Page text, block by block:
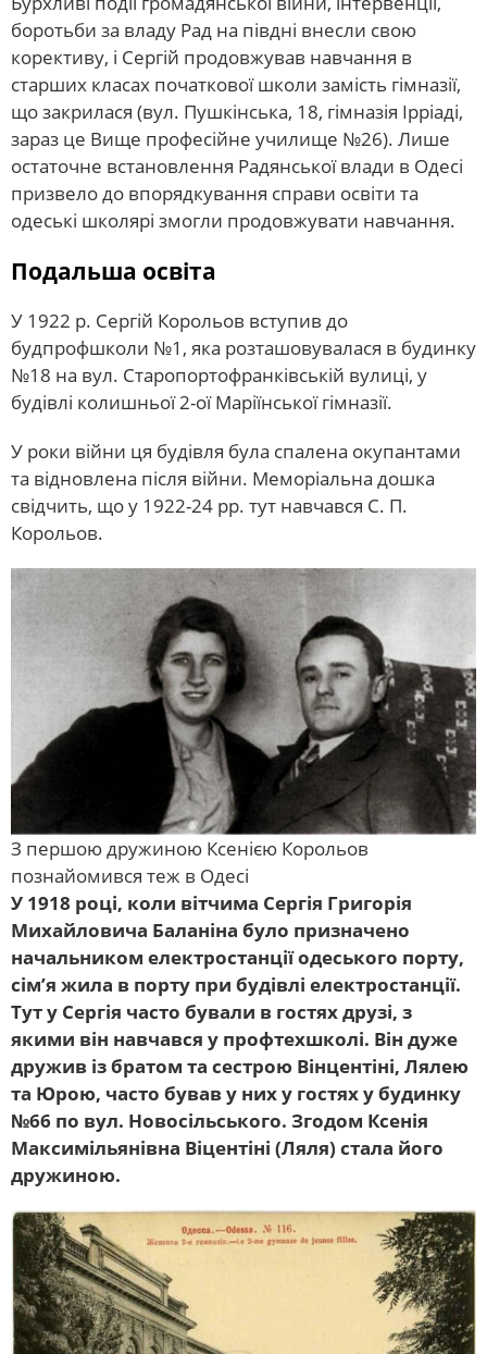
боротьби за владу Рад на півдні внесли свою
корективу, і Сергій продовжував навчання в
старших класах початкової школи замість гімназії,
що закрилася (вул. Пушкінська, 18, гімназія Ірріаді,
зараз це Вище професійне училище №26). Лише
остаточне встановлення Радянської влади в Одесі
призвело до впорядкування справи освіти та
одеські школярі змогли продовжувати навчання.
Подальша освіта
У 1922 р. Сергій Корольов вступив до
будпрофшколи №1, яка розташовувалася в будинку
№18 на вул. Старопортофранківській вулиці, у
будівлі колишньої 2-ої Маріїнської гімназії.
У роки війни ця будівля була спалена окупантами
та відновлена після війни. Меморіальна дошка
свідчить, що у 1922-24 pp. тут навчався С. П.
Корольов.
З першою дружиною Ксенією Корольов
познайомився теж в Одесі
У 1918 році, коли вітчима Сергія Григорія
Михайловича Баланіна було призначено
начальником електростанції одеського порту,
сім’я жила в порту при будівлі електростанції.
Тут у Сергія часто бували в гостях друзі, з
якими він навчався у профтехшколі. Він дуже
дружив із братом та сестрою Вінцентіні, Лялею
та Юрою, часто бував у них у гостях у будинку
№66 по вул. Новосільського. Згодом Ксенія
Максимільянівна Віцентіні (Ляля) стала його
дружиною.